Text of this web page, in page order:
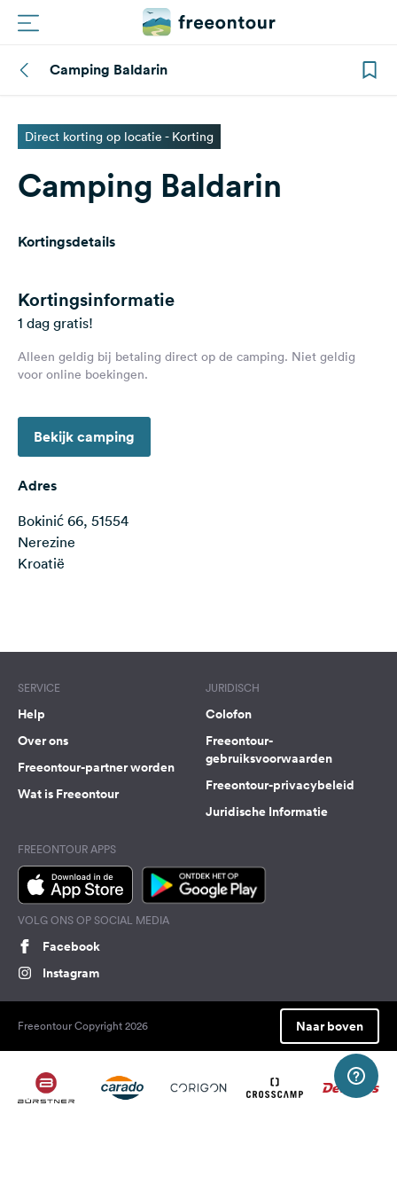
Routes
Campings
Magazine
Inloggen
Nieuwsbrief
Feedback
Taal:
Volg
ons
op
social
Camping Baldarin
Direct korting op locatie - Korting
Camping Baldarin
Kortingsdetails
Kortingsinformatie
1 dag gratis!
Alleen geldig bij betaling direct op de camping. Niet geldig
voor online boekingen.
Bekijk camping
Adres
Bokinić 66, 51554
Nerezine
Kroatië
SERVICE
Help
Over ons
Freeontour-partner worden
Wat is Freeontour
JURIDISCH
Colofon
Freeontour-
gebruiksvoorwaarden
Freeontour-privacybeleid
Juridische Informatie
FREEONTOUR APPS
VOLG ONS OP SOCIAL MEDIA
Facebook
Instagram
Freeontour Copyright 2026 Naar boven